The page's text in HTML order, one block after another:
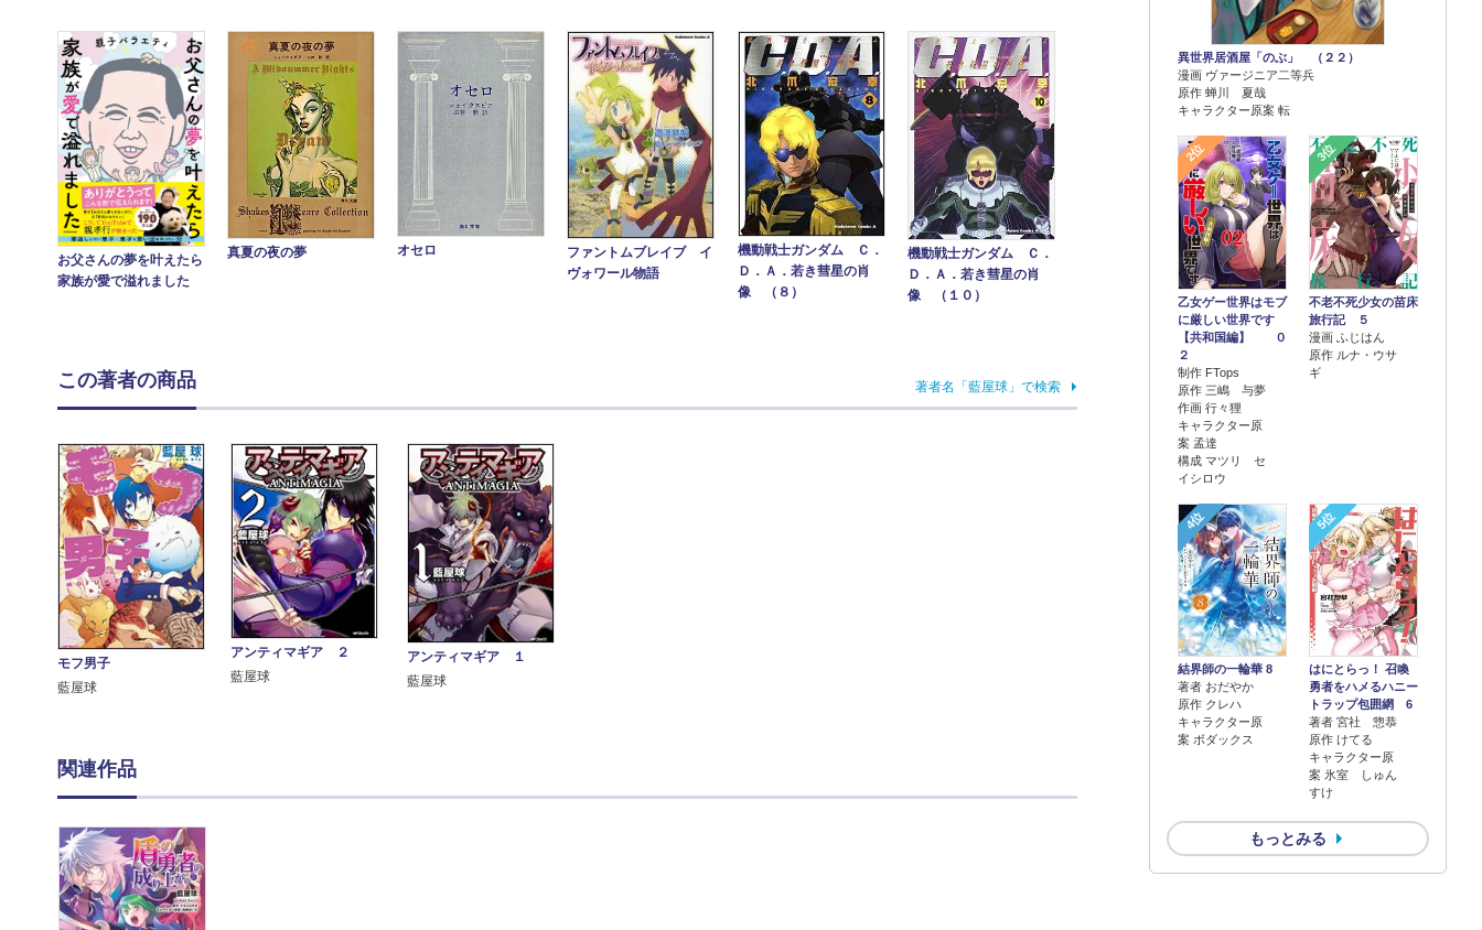
異世界居酒屋「のぶ」 （２２）
漫画 ヴァージニア二等兵
原作 蝉川 夏哉
キャラクター原案 転
2位
乙女ゲー世界はモブ
に厳しい世界です
【共和国編】 ０
２
制作 FTops
原作 三嶋 与夢
作画 行々狸
キャラクター原
案 孟達
構成 マツリ セ
イシロウ
3位
不老不死少女の苗床
旅行記 ５
漫画 ふじはん
原作 ルナ・ウサ
ギ
4位
結界師の一輪華 8
著者 おだやか
原作 クレハ
キャラクター原
案 ボダックス
5位
はにとらっ！ 召喚
勇者をハメるハニー
トラップ包囲網 6
著者 宮社 惣恭
原作 けてる
キャラクター原
案 氷室 しゅん
すけ
もっとみる
お父さんの夢を叶えたら
家族が愛で溢れました
真夏の夜の夢 オセロ
ファントムブレイブ イ
ヴォワール物語
機動戦士ガンダム Ｃ．
Ｄ．Ａ．若き彗星の肖
像 （８）
機動戦士ガンダム Ｃ．
Ｄ．Ａ．若き彗星の肖
像 （１０）
この著者の商品 著者名「藍屋球」で検索
モフ男子
藍屋球
アンティマギア ２
藍屋球
アンティマギア １
藍屋球
関連作品